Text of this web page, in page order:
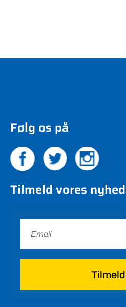
Følg os på
Tilmeld vores